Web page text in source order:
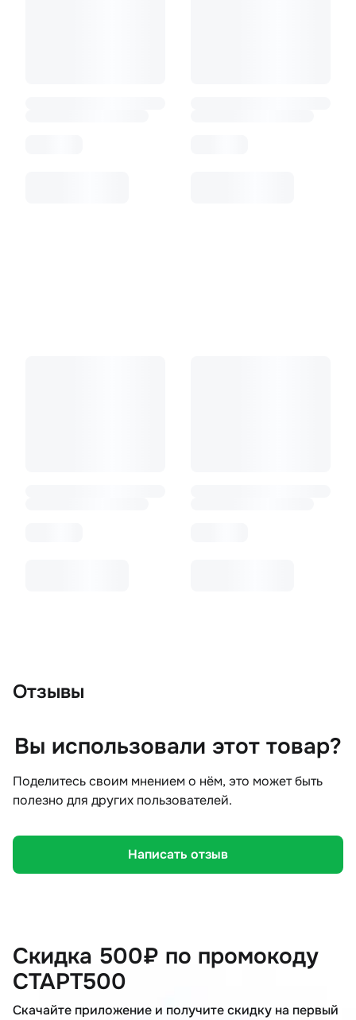
Отзывы
Вы использовали этот товар?
Поделитесь своим мнением о нём, это может быть
полезно для других пользователей.
Написать отзыв
Скидка 500₽ по промокоду
СТАРТ500
Скачайте приложение и получите скидку на первый